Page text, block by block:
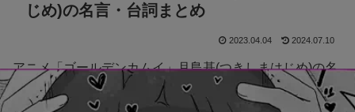
じめ)の名言・台詞まとめ
2023.04.04 2024.07.10
アニメ「ゴールデンカムイ」月島基(つきしまはじめ)の名
言・台詞をまとめていきます。